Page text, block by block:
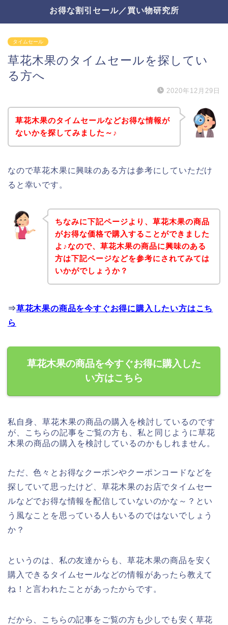
お得な割引セール／買い物研究所
タイムセール
草花木果のタイムセールを探してい
る方へ
2020年12月29日
草花木果のタイムセールなどお得な情報が
ないかを探してみました～♪
なので草花木果に興味のある方は参考にしていただけ
ると幸いです。
ちなみに下記ページより、草花木果の商品
がお得な価格で購入することができました
よ♪なので、草花木果の商品に興味のある
方は下記ページなどを参考にされてみては
いかがでしょうか？
⇒草花木果の商品を今すぐお得に購入したい方はこち
ら
草花木果の商品を今すぐお得に購入した
い方はこちら
私自身、草花木果の商品の購入を検討しているのです
が、こちらの記事をご覧の方も、私と同じように草花
木果の商品の購入を検討しているのかもしれません。
ただ、色々とお得なクーポンやクーポンコードなどを
探していて思ったけど、草花木果のお店でタイムセー
ルなどでお得な情報を配信していないのかな～？とい
う風なことを思っている人もいるのではないでしょう
か？
というのは、私の友達からも、草花木果の商品を安く
購入できるタイムセールなどの情報があったら教えて
ね！と言われたことがあったからです。
だから、こちらの記事をご覧の方も少しでも安く草花